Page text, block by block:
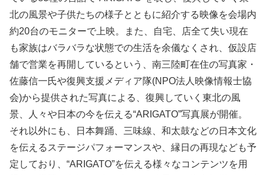
北の風景や子供たちの様子とともに紹介する映像を会場内
約20台のモニターで上映。また、自宅、店全て失い現在
も家族はバラバラな状態での生活を余儀なくされ、仮設店
舗で営業を再開しているという、南三陸町在住の写真家・
佐藤信一氏や復興支援メディア隊(NPO法人映像情報士協
会)から提供された写真による、復興していく東北の風
景、人々や日本の今を伝える“ARIGATO”写真展が開催。
それ以外にも、日本舞踊、三味線、和太鼓などの日本文化
を伝えるステージパフォーマンスや、縁日の再現なども予
定しており、“ARIGATO”を伝える様々なコンテンツを用